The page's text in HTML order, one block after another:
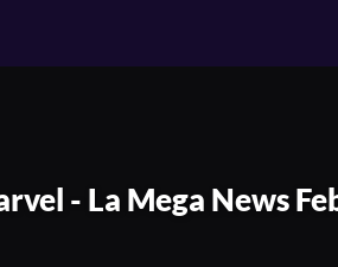
- La Mega News